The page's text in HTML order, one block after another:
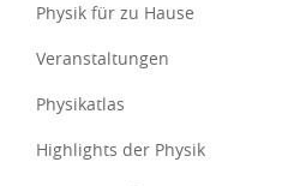
Physik für zu Hause
Veranstaltungen
Physikatlas
Highlights der Physik